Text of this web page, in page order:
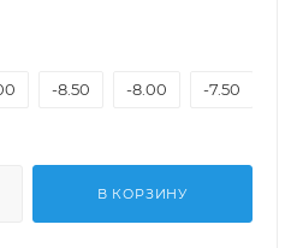
-8.50 -8.00 -7.50
В КОРЗИНУ